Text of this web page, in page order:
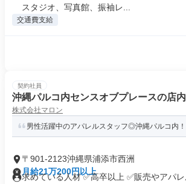
スタジオ、写真館、振袖レ...
交通費支給
契約社員
沖縄パルコ内センスオブプレースの店
株式会社マロン
男性活躍中のアパレルスタッフ◎沖縄パルコ内！
〒901-2123沖縄県浦添市西洲
月給21万200円以上
求めている人材 ✅高卒以上 ✅販売やアパ